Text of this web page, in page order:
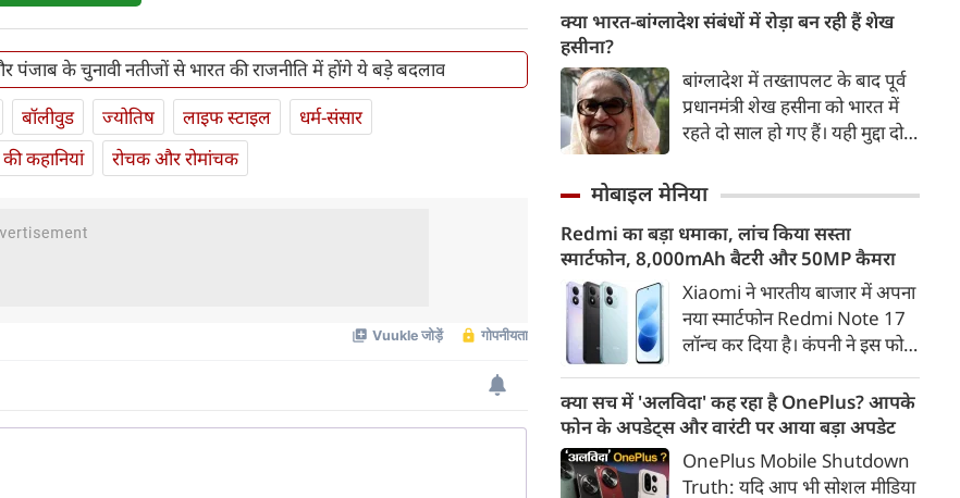
पंजाब के चुनावी नतीजों से भारत की राजनीति में होंगे ये बड़े बदलाव
बॉलीवुड ज्योतिष लाइफ स्‍टाइल
धर्म-संसार
कहानियां रोचक और रोमांचक
अगर कांग्रेस से भी इस बिल को
डोनाल्ड ट्रंप के हस्ताक्षर के बाद
अमेरिका रूस-ईरान से तेल खरीद पर
भारत पर 100% टैरिफ का रास्ता
साफ हो जाएगा।
क्या भारत-बांग्लादेश संबंधों में रोड़ा बन रही हैं शेख
हसीना?
बांग्लादेश में तख्तापलट के बाद पूर्व
प्रधानमंत्री शेख हसीना को भारत में
रहते दो साल हो गए हैं। यही मुद्दा दोनों
सबसे बड़ा रोड़ा बना हुआ है। शेख
हैं।
मोबाइल मेनिया
Redmi का बड़ा धमाका, लांच किया सस्ता
स्मार्टफोन, 8,000mAh बैटरी और 50MP कैमरा
Xiaomi ने भारतीय बाजार में अपना
नया स्मार्टफोन Redmi Note 17
लॉन्च कर दिया है। कंपनी ने इस फोन
डिस्प्ले, 8,000mAh की बड़ी बैटरी
और Qualcomm Snapdragon
चिपसेट के साथ पेश किया है। फोन में
50MP का मेन कैमरा दिया गया है।
क्या सच में 'अलविदा' कह रहा है OnePlus? आपके
फोन के अपडेट्स और वारंटी पर आया बड़ा अपडेट
OnePlus Mobile Shutdown
Truth: यदि आप भी सोशल मीडिया